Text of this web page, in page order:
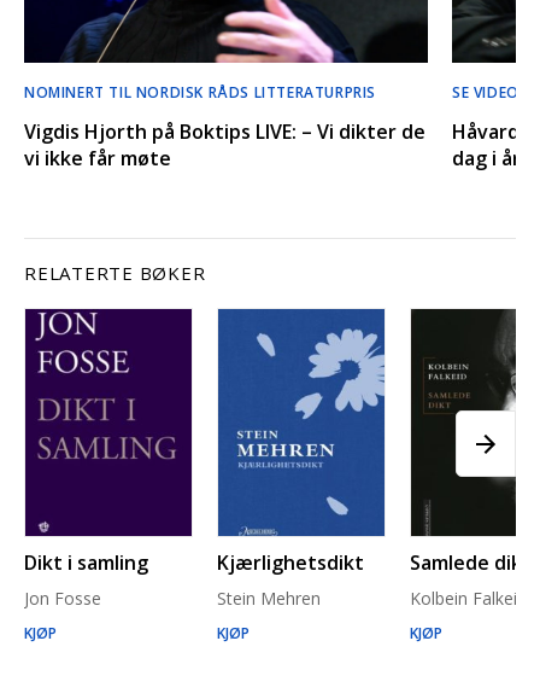
NOMINERT TIL NORDISK RÅDS LITTERATURPRIS
Vigdis Hjorth på Boktips LIVE: – Vi dikter de
vi ikke får møte
SE VIDEO
Håvard
dag i
RELATERTE BØKER
Dikt i samling
Jon Fosse
KJØP
Kjærlighetsdikt
Stein Mehren
KJØP
Samlede dikt
Kolbein Falkeid
KJØP